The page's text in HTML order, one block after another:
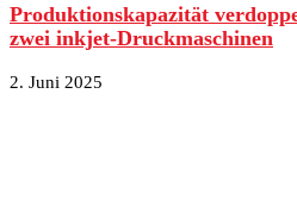
Produktionskapazität
zwei inkjet-Druckmaschinen
2. Juni 2025